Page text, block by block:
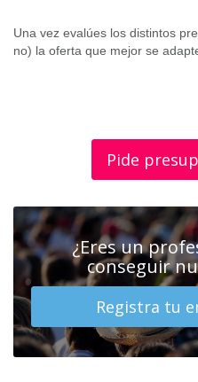
Una vez evalúes los distintos
no) la oferta que mejor se
Pide
¿Eres un
conseguir
Registra tu